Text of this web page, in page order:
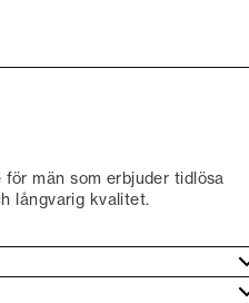
män som erbjuder tidlösa
långvarig kvalitet.